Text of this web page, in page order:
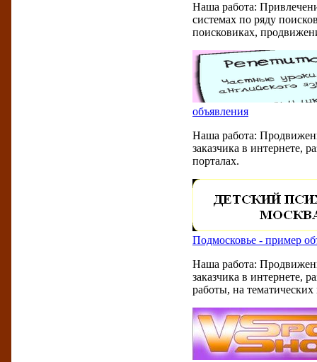
Наша работа:
системах по ряду
поисковиках,
объявления
Наша работа:
заказчика в интернете,
порталах.
Подмосковье - пример
Наша работа:
заказчика в интернете,
работы, на